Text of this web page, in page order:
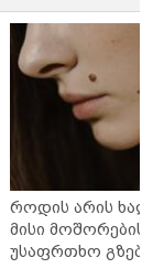
როდის არის
მისი მოშორების
უსაფრთხო გზები